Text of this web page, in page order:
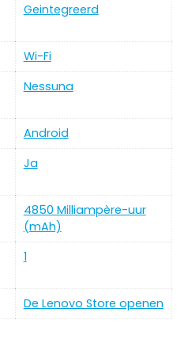
Geintegreerd
Wi-Fi
Nessuna
Android
Ja
4850 Milliampère-uur
(mAh)
1
De Lenovo Store openen